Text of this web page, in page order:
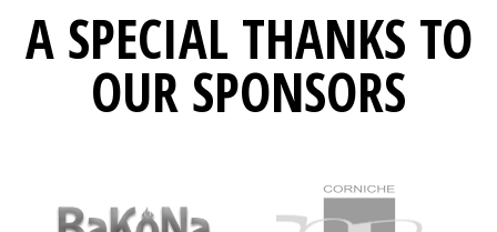
A SPECIAL THANKS TO
OUR SPONSORS